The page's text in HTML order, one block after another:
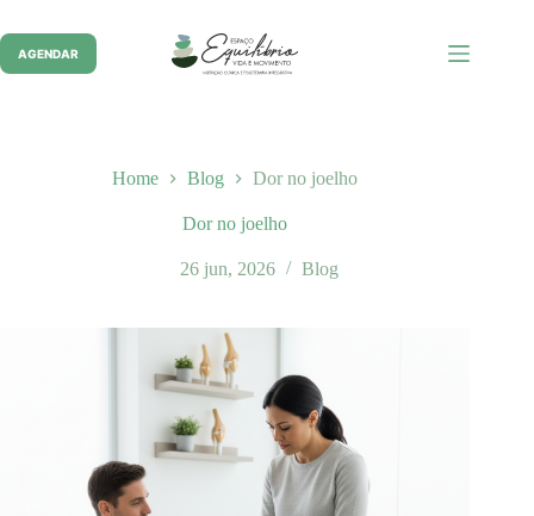
para
conteúdo
AGENDAR
Home Blog Dor no joelho
Dor no joelho
26 jun, 2026 Blog